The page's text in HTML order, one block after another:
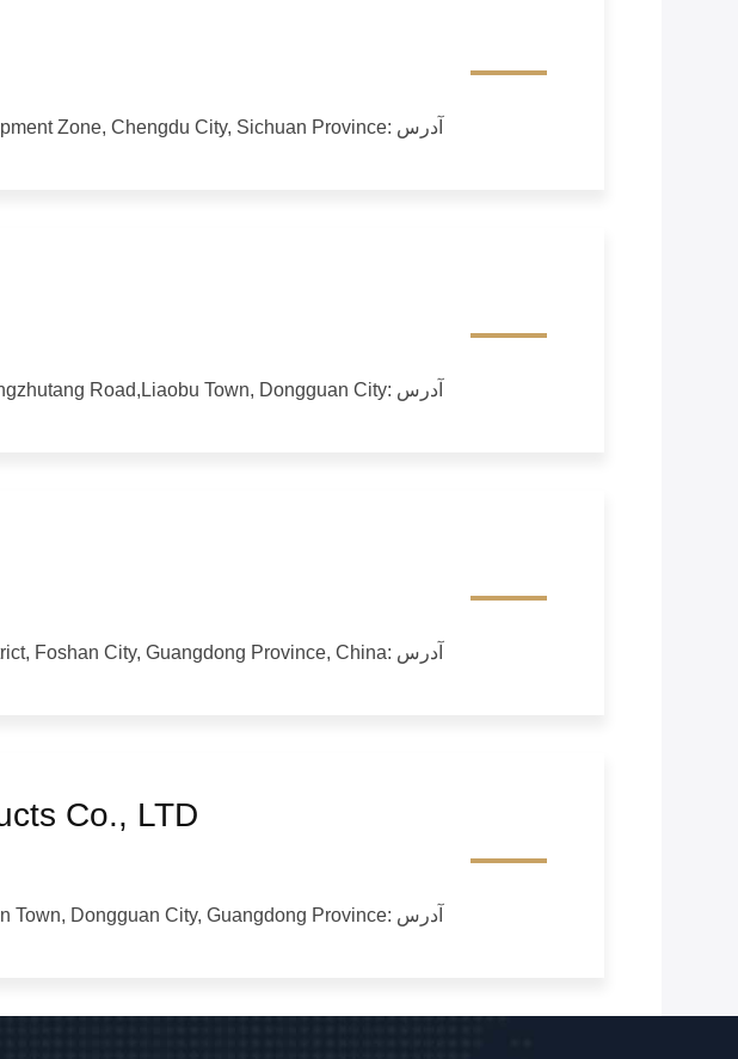
آدرس :Zone, Chengdu City, Sichuan Province
آدرس :Road,Liaobu Town, Dongguan City
آدرس :Foshan City, Guangdong Province, China.
Co., LTD
آدرس :Town, Dongguan City, Guangdong Province